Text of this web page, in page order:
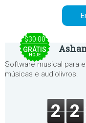
$30.00
GRÁTIS
HOJE
Software musical para
músicas e audiolivros.
2 2